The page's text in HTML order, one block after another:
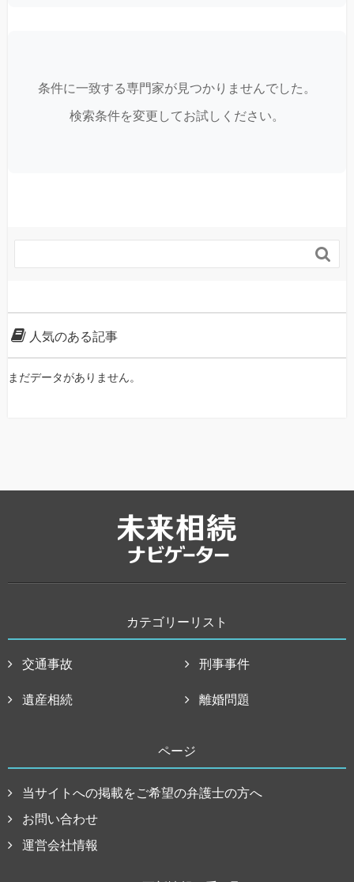
条件に一致する専門家が見つかりませんでした。
検索条件を変更してお試しください。

人気のある記事
まだデータがありません。
カテゴリーリスト
交通事故 刑事事件
遺産相続 離婚問題
ページ
当サイトへの掲載をご希望の弁護士の方へ
お問い合わせ
運営会社情報